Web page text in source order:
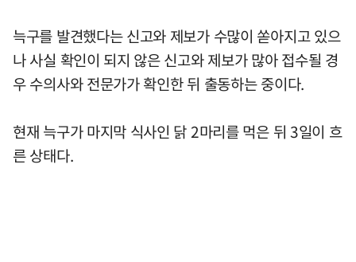
늑구를 발견했다는 신고와 제보가 수많이 쏟아지고 있으
나 사실 확인이 되지 않은 신고와 제보가 많아 접수될 경
우 수의사와 전문가가 확인한 뒤 출동하는 중이다.
현재 늑구가 마지막 식사인 닭 2마리를 먹은 뒤 3일이 흐
른 상태다.